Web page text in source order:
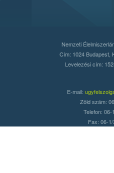
Nemzeti
Cím: 1024 Budapest,
Levelezési cím:
E-mail:
Zöld szám:
Telefon: 06-
Fax: 06-